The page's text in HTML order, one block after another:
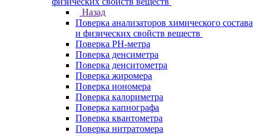
Назад
Поверка анализаторов химического состава
и физических свойств веществ
Поверка PH-метра
Поверка денсиметра
Поверка денситометра
Поверка жиромера
Поверка иономера
Поверка калориметра
Поверка капнографа
Поверка квантометра
Поверка нитратомера